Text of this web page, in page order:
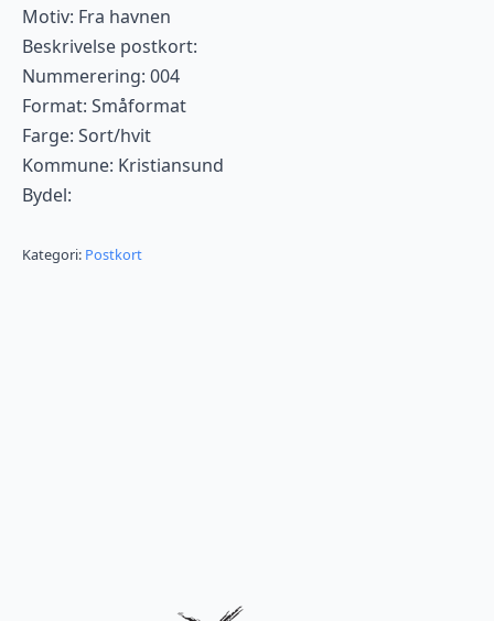
Motiv: Fra havnen
Beskrivelse postkort:
Nummerering: 004
Format: Småformat
Farge: Sort/hvit
Kommune: Kristiansund
Bydel:
Kategori: Postkort